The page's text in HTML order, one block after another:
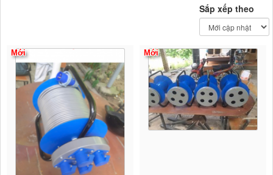
Sắp xếp theo
Mới Mới